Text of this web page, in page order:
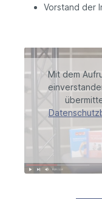
Vorstand der
Mit dem